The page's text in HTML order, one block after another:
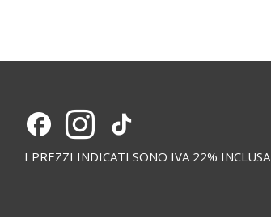
I PREZZI INDICATI SONO IVA 22% INCLUSA